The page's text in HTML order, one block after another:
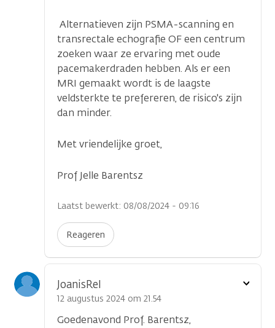
Alternatieven zijn PSMA-scanning en
transrectale echografie OF een centrum
zoeken waar ze ervaring met oude
pacemakerdraden hebben. Als er een
MRI gemaakt wordt is de laagste
veldsterkte te prefereren, de risico's zijn
dan minder.
Met vriendelijke groet,
Prof Jelle Barentsz
Laatst bewerkt: 08/08/2024 - 09:16
Reageren
JoanisRel
12 augustus 2024 om 21.54
Goedenavond Prof. Barentsz,
Toon